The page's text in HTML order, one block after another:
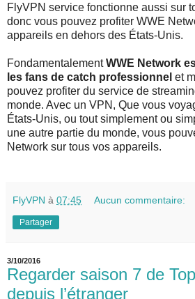
FlyVPN service fonctionne aussi sur
donc vous pouvez profiter WWE
appareils en dehors des États-Unis.
FondamentalementWWE Network
les fans de catch professionnel et
pouvez profiter du service de
monde. Avec un VPN, Que vous
États-Unis, ou tout simplement ou
une autre partie du monde, vous
Network sur tous vos appareils.
FlyVPN à 07:45 Aucun commentaire:
Partager
3/10/2016
Regarder saison 7 de
depuis l’étranger